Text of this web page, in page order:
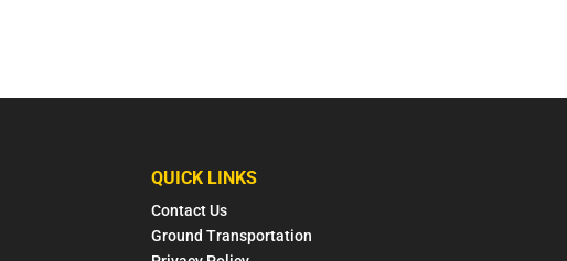
QUICK LINKS
Contact Us
Ground Transportation